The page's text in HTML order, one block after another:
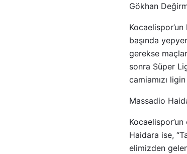
Gökhan
başında
gerekse
sonra Süper
camiamızı
Massadio
Haidara ise,
elimizden